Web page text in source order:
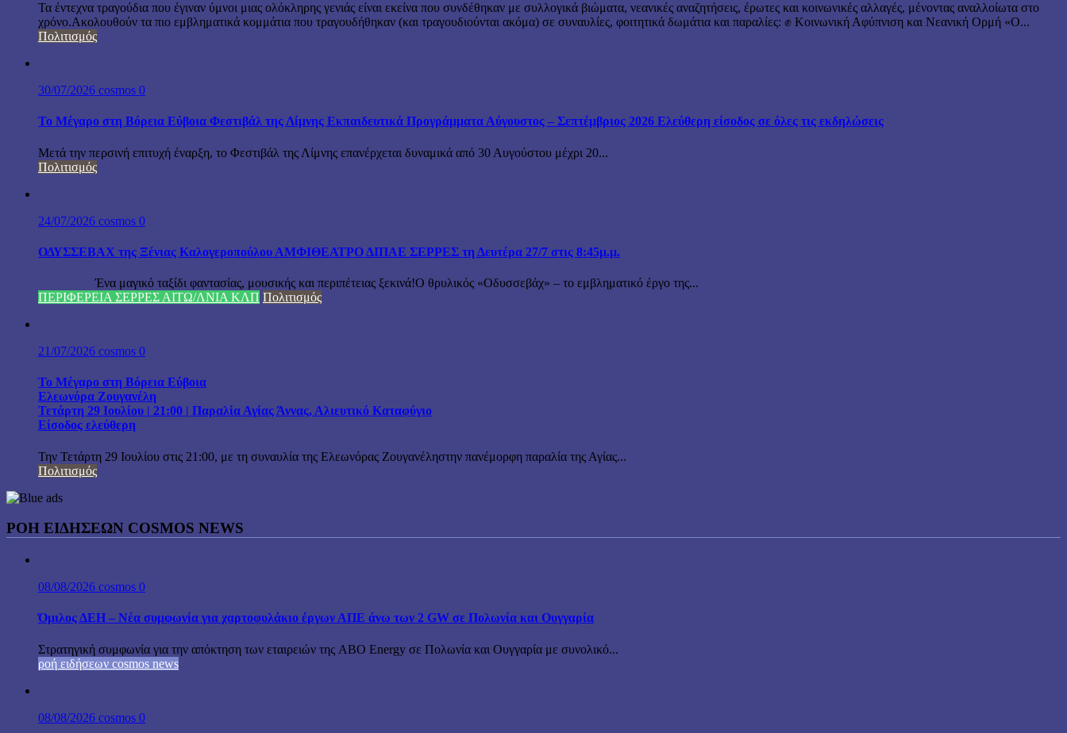
Τα έντεχνα τραγούδια που έγιναν ύμνοι μιας ολόκληρης γενιάς είναι εκείνα που συνδέθηκαν με συλλογικά βιώματα, νεανικές αναζητήσεις, έρωτες και κοινωνικές αλλαγές, μένοντας αναλλοίωτα στο
χρόνο.Ακολουθούν τα πιο εμβληματικά κομμάτια που τραγουδήθηκαν (και τραγουδιούνται ακόμα) σε συναυλίες, φοιτητικά δωμάτια και παραλίες: ✊ Κοινωνική Αφύπνιση και Νεανική Ορμή «Ο...
Πολιτισμός
30/07/2026 cosmos 0
Το Μέγαρο στη Βόρεια Εύβοια Φεστιβάλ της Λίμνης Εκπαιδευτικά Προγράμματα Αύγουστος – Σεπτέμβριος 2026 Ελεύθερη είσοδος σε όλες τις εκδηλώσεις
Μετά την περσινή επιτυχή έναρξη, το Φεστιβάλ της Λίμνης επανέρχεται δυναμικά από 30 Αυγούστου μέχρι 20...
Πολιτισμός
24/07/2026 cosmos 0
ΟΔΥΣΣΕΒΑΧ της Ξένιας Καλογεροπούλου ΑΜΦΙΘΕΑΤΡΟ ΔΙΠΑΕ ΣΕΡΡΕΣ τη Δευτέρα 27/7 στις 8:45μ.μ.
Ένα μαγικό ταξίδι φαντασίας, μουσικής και περιπέτειας ξεκινά!Ο θρυλικός «Οδυσσεβάχ» – το εμβληματικό έργο της...
ΠΕΡΙΦΕΡΕΙΑ ΣΕΡΡΕΣ ΑΙΤΩ/ΛΝΙΑ ΚΛΠ Πολιτισμός
21/07/2026 cosmos 0
Το Μέγαρο στη Βόρεια Εύβοια
Ελεωνόρα Ζουγανέλη
Τετάρτη 29 Ιουλίου | 21:00 | Παραλία Αγίας Άννας, Αλιευτικό Καταφύγιο
Είσοδος ελεύθερη
Την Τετάρτη 29 Ιουλίου στις 21:00, με τη συναυλία της Ελεωνόρας Ζουγανέληστην πανέμορφη παραλία της Αγίας...
Πολιτισμός
ΡΟΗ ΕΙΔΗΣΕΩΝ COSMOS NEWS
08/08/2026 cosmos 0
Όμιλος ΔΕΗ – Νέα συμφωνία για χαρτοφυλάκιο έργων ΑΠΕ άνω των 2 GW σε Πολωνία και Ουγγαρία
Στρατηγική συμφωνία για την απόκτηση των εταιρειών της ABO Energy σε Πολωνία και Ουγγαρία με συνολικό...
ροή ειδήσεων cosmos news
08/08/2026 cosmos 0